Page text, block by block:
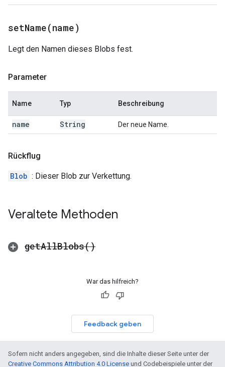
setName(name)
Legt den Namen dieses Blobs fest.
Parameter
Name Typ Beschreibung
name String Der neue Name.
Rückflug
Blob : Dieser Blob zur Verkettung.
Veraltete Methoden
getAllBlobs()
War das hilfreich?
Feedback geben
Sofern nicht anders angegeben, sind die Inhalte dieser Seite unter der
Creative Commons Attribution 4.0 License und Codebeispiele unter der